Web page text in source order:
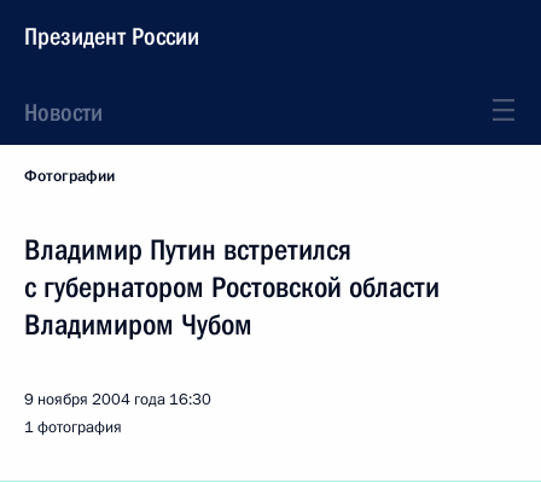
Президент России
Новости
Фотографии
Владимир Путин встретился
с губернатором Ростовской области
Владимиром Чубом
9 ноября 2004 года 16:30
1 фотография